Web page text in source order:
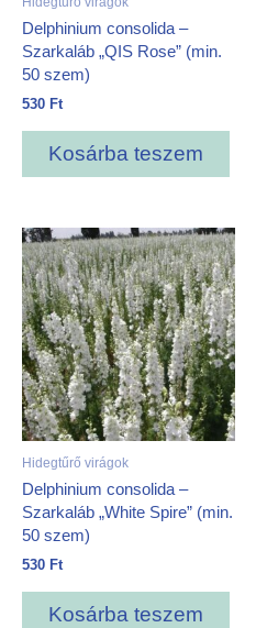
Delphinium consolida –
Szarkaláb „QIS Rose” (min.
50 szem)
530 Ft
Kosárba teszem
Hidegtűrő virágok
Delphinium consolida –
Szarkaláb „White Spire” (min.
50 szem)
530 Ft
Kosárba teszem